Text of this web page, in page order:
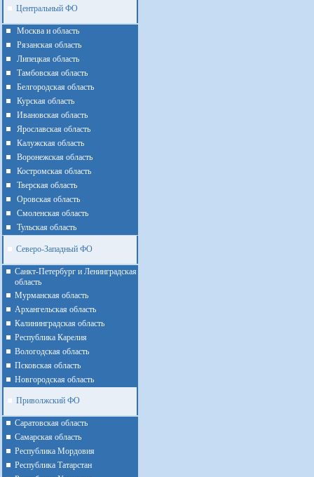
Центральный ФО
Москва и область
Рязанская область
Липецкая область
Тамбовская область
Белгородская область
Курская область
Ивановская область
Ярославская область
Калужская область
Воронежская область
Костромская область
Тверская область
Оровская область
Смоленская область
Тульская область
Северо-Западный ФО
Санкт-Петербург и Ленинградская
область
Мурманская область
Архангельская область
Калининградская область
Республика Карелия
Вологодская область
Псковская область
Новгородская область
Приволжский ФО
Cаратовская область
Cамарская область
Республика Мордовия
Республика Татарстан